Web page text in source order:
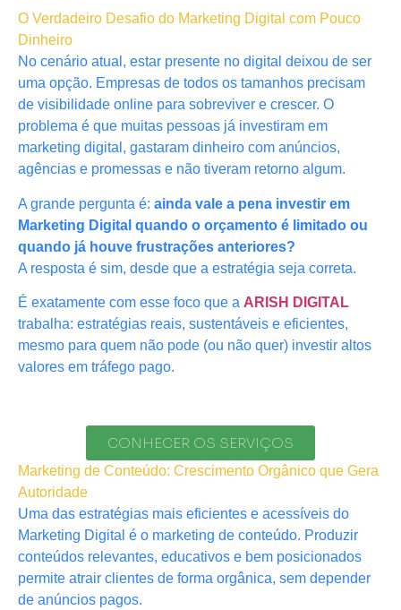
O Verdadeiro Desafio do Marketing Digital com Pouco
Dinheiro
No cenário atual, estar presente no digital deixou de ser
uma opção. Empresas de todos os tamanhos precisam
de visibilidade online para sobreviver e crescer. O
problema é que muitas pessoas já investiram em
marketing digital, gastaram dinheiro com anúncios,
agências e promessas e não tiveram retorno algum.
A grande pergunta é: ainda vale a pena investir em
Marketing Digital quando o orçamento é limitado ou
quando já houve frustrações anteriores?
A resposta é sim, desde que a estratégia seja correta.
É exatamente com esse foco que a ARISH DIGITAL
trabalha: estratégias reais, sustentáveis e eficientes,
mesmo para quem não pode (ou não quer) investir altos
valores em tráfego pago.
CONHECER OS SERVIÇOS
Marketing de Conteúdo: Crescimento Orgânico que Gera
Autoridade
Uma das estratégias mais eficientes e acessíveis do
Marketing Digital é o marketing de conteúdo. Produzir
conteúdos relevantes, educativos e bem posicionados
permite atrair clientes de forma orgânica, sem depender
de anúncios pagos.